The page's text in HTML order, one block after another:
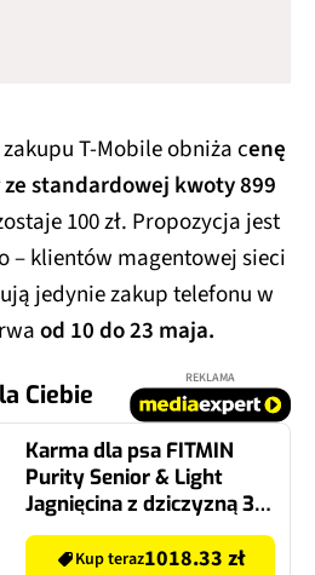
T-Mobile obniża cenę
ze standardowej kwoty 899
100 zł. Propozycja jest
– klientów magentowej sieci
jedynie zakup telefonu w
od 10 do 23 maja.
Ciebie
REKLAMA
Karma dla psa FITMIN
Purity Senior & Light
Jagnięcina z dziczyzną 3 x
12 kg
Kup teraz1018.33 zł